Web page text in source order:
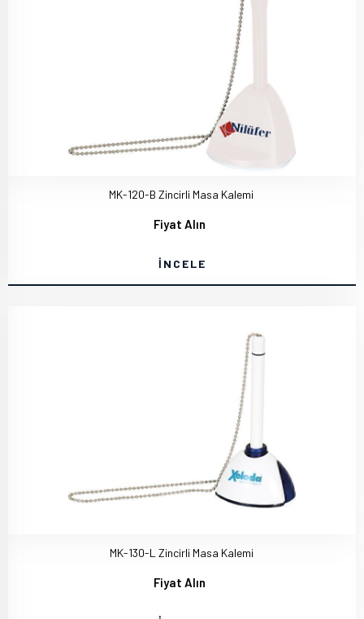
MK-120-B Zincirli Masa Kalemi
Fiyat Alın
İNCELE
MK-130-L Zincirli Masa Kalemi
Fiyat Alın